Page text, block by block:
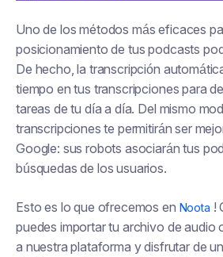
Uno de los métodos más eficaces
posicionamiento de tus podcasts
De hecho, la transcripción
tiempo en tus transcripciones para
tareas de tu día a día. Del mismo
transcripciones te permitirán ser
Google: sus robots asociarán tus
búsquedas de los usuarios.
Esto es lo que ofrecemos en Noota !
puedes importar tu archivo de audio
a nuestra plataforma y disfrutar de